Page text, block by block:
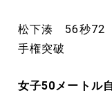
松下湊 56秒72
手権突破
女子50メートル